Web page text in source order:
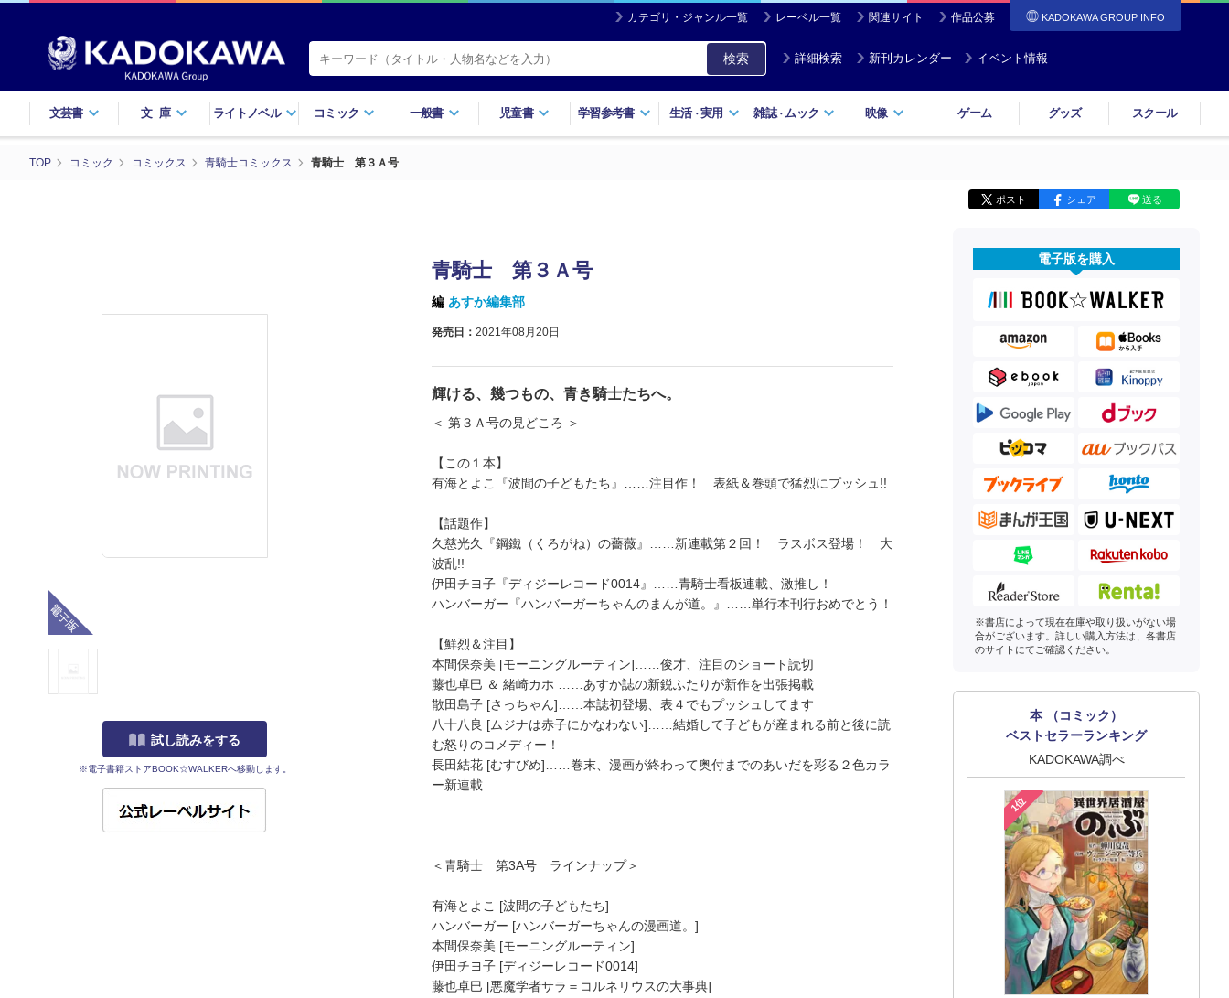
カテゴリ・ジャンル一覧 レーベル一覧 関連サイト 作品公募 KADOKAWA GROUP INFO
検索 詳細検索 新刊カレンダー イベント情報
文芸書 文庫 ライトノベル コミック 一般書 児童書 学習参考書 生活・実用 雑誌・ ムック 映像 ゲーム グッズ スクール
TOP コミック コミックス 青騎士コミックス 青騎士 第３Ａ号
ポスト シェア 送る
試し読みをする
※電子書籍ストアBOOK☆WALKERへ移動します。
青騎士 第３Ａ号
編 あすか編集部
発売日： 2021年08月20日
輝ける、幾つもの、青き騎士たちへ。
＜ 第３Ａ号の見どころ ＞
【この１本】
有海とよこ『波間の子どもたち』……注目作！ 表紙＆巻頭で猛烈にプッシュ!!
【話題作】
久慈光久『鋼鐵（くろがね）の薔薇』……新連載第２回！ ラスボス登場！ 大
波乱!!
伊田チヨ子『ディジーレコード0014』……青騎士看板連載、激推し！
ハンバーガー『ハンバーガーちゃんのまんが道。』……単行本刊行おめでとう！
【鮮烈＆注目】
本間保奈美 [モーニングルーティン]……俊才、注目のショート読切
藤也卓巳 ＆ 緒崎カホ ……あすか誌の新鋭ふたりが新作を出張掲載
散田島子 [さっちゃん]……本誌初登場、表４でもプッシュしてます
八十八良 [ムジナは赤子にかなわない]……結婚して子どもが産まれる前と後に読
む怒りのコメディー！
長田結花 [むすびめ]……巻末、漫画が終わって奥付までのあいだを彩る２色カラ
ー新連載
＜青騎士 第3A号 ラインナップ＞
有海とよこ [波間の子どもたち]
ハンバーガー [ハンバーガーちゃんの漫画道。]
本間保奈美 [モーニングルーティン]
伊田チヨ子 [ディジーレコード0014]
藤也卓巳 [悪魔学者サラ＝コルネリウスの大事典]
電子版を購入
※書店によって現在在庫や取り扱いがない場
合がございます。詳しい購入方法は、各書店
のサイトにてご確認ください。
本 （コミック）
ベストセラーランキング
KADOKAWA調べ
1位